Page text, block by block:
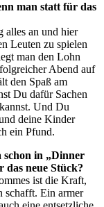
man statt für das
alles an und hier
Leuten zu spielen
man den Lohn
Abend auf
den Spaß am
Du dafür Sachen
Und Du
deine Kinder
ein Pfund.
schon in „Dinner
das neue Stück?
ist die Kraft,
schafft. Ein armer